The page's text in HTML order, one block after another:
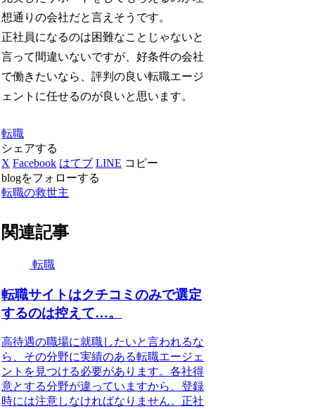
想通りの会社だと言えそうです。
正社員になるのは困難なことじゃないと
言って間違いないですが、好条件の会社
で働きたいなら、評判の良い転職エージ
ェントに任せるのが良いと思います。
転職
シェアする
X Facebook はてブ LINE コピー
blogをフォローする
転職の救世主
関連記事
転職
転職サイトはクチコミのみで選定
するのは控えて…。
高待遇の職場に就職したいと言われるな
ら、その分野に実績のある転職エージェ
ントを見つける必要があります。各社得
意とする分野が違っていますから、登録
時には注意しなければなりません。正社